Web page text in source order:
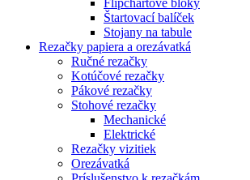
Flipchartové bloky
Štartovací balíček
Stojany na tabule
Rezačky papiera a orezávatká
Ručné rezačky
Kotúčové rezačky
Pákové rezačky
Stohové rezačky
Mechanické
Elektrické
Rezačky vizitiek
Orezávatká